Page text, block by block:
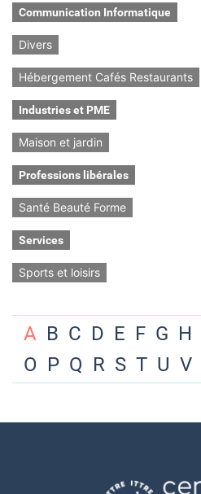
Communication Informatique
Divers
Hébergement Cafés Restaurants
Industries et PME
Maison et jardin
Professions libérales
Santé Beauté Forme
Services
Sports et loisirs
A B C D E F G H
O P Q R S T U V